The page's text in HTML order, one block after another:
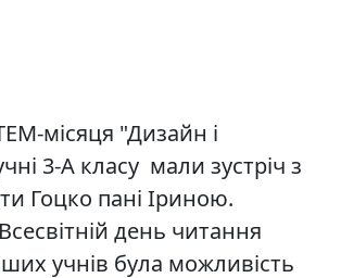
місяця "Дизайн і
3-А класу мали зустріч з
Гоцко пані Іриною.
день читання
учнів була можливість